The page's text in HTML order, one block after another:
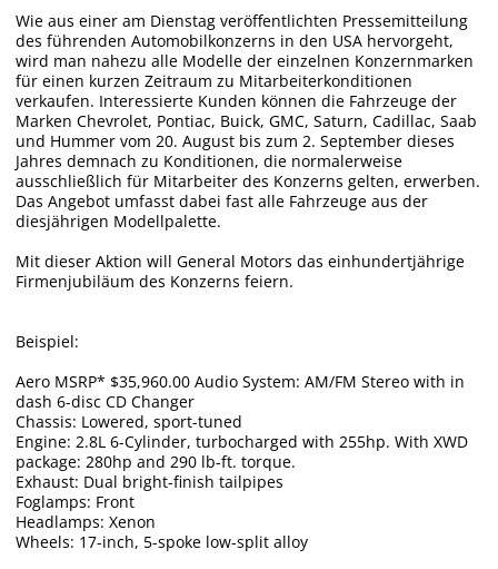
Wie aus einer am Dienstag veröffentlichten Pressemitteilung
des führenden Automobilkonzerns in den USA hervorgeht,
wird man nahezu alle Modelle der einzelnen Konzernmarken
für einen kurzen Zeitraum zu Mitarbeiterkonditionen
verkaufen. Interessierte Kunden können die Fahrzeuge der
Marken Chevrolet, Pontiac, Buick, GMC, Saturn, Cadillac, Saab
und Hummer vom 20. August bis zum 2. September dieses
Jahres demnach zu Konditionen, die normalerweise
ausschließlich für Mitarbeiter des Konzerns gelten, erwerben.
Das Angebot umfasst dabei fast alle Fahrzeuge aus der
diesjährigen Modellpalette.
Mit dieser Aktion will General Motors das einhundertjährige
Firmenjubiläum des Konzerns feiern.
Beispiel:
Aero MSRP* $35,960.00 Audio System: AM/FM Stereo with in
dash 6-disc CD Changer
Chassis: Lowered, sport-tuned
Engine: 2.8L 6-Cylinder, turbocharged with 255hp. With XWD
package: 280hp and 290 lb-ft. torque.
Exhaust: Dual bright-finish tailpipes
Foglamps: Front
Headlamps: Xenon
Wheels: 17-inch, 5-spoke low-split alloy